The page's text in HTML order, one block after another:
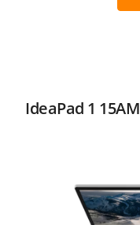
IdeaPad 1